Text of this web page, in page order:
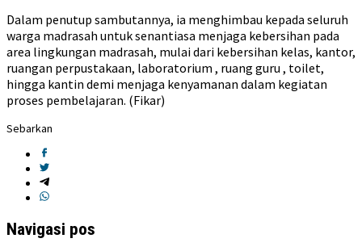
Dalam penutup sambutannya, ia menghimbau kepada seluruh
warga madrasah untuk senantiasa menjaga kebersihan pada
area lingkungan madrasah, mulai dari kebersihan kelas, kantor,
ruangan perpustakaan, laboratorium , ruang guru , toilet,
hingga kantin demi menjaga kenyamanan dalam kegiatan
proses pembelajaran. (Fikar)
Sebarkan
Navigasi pos